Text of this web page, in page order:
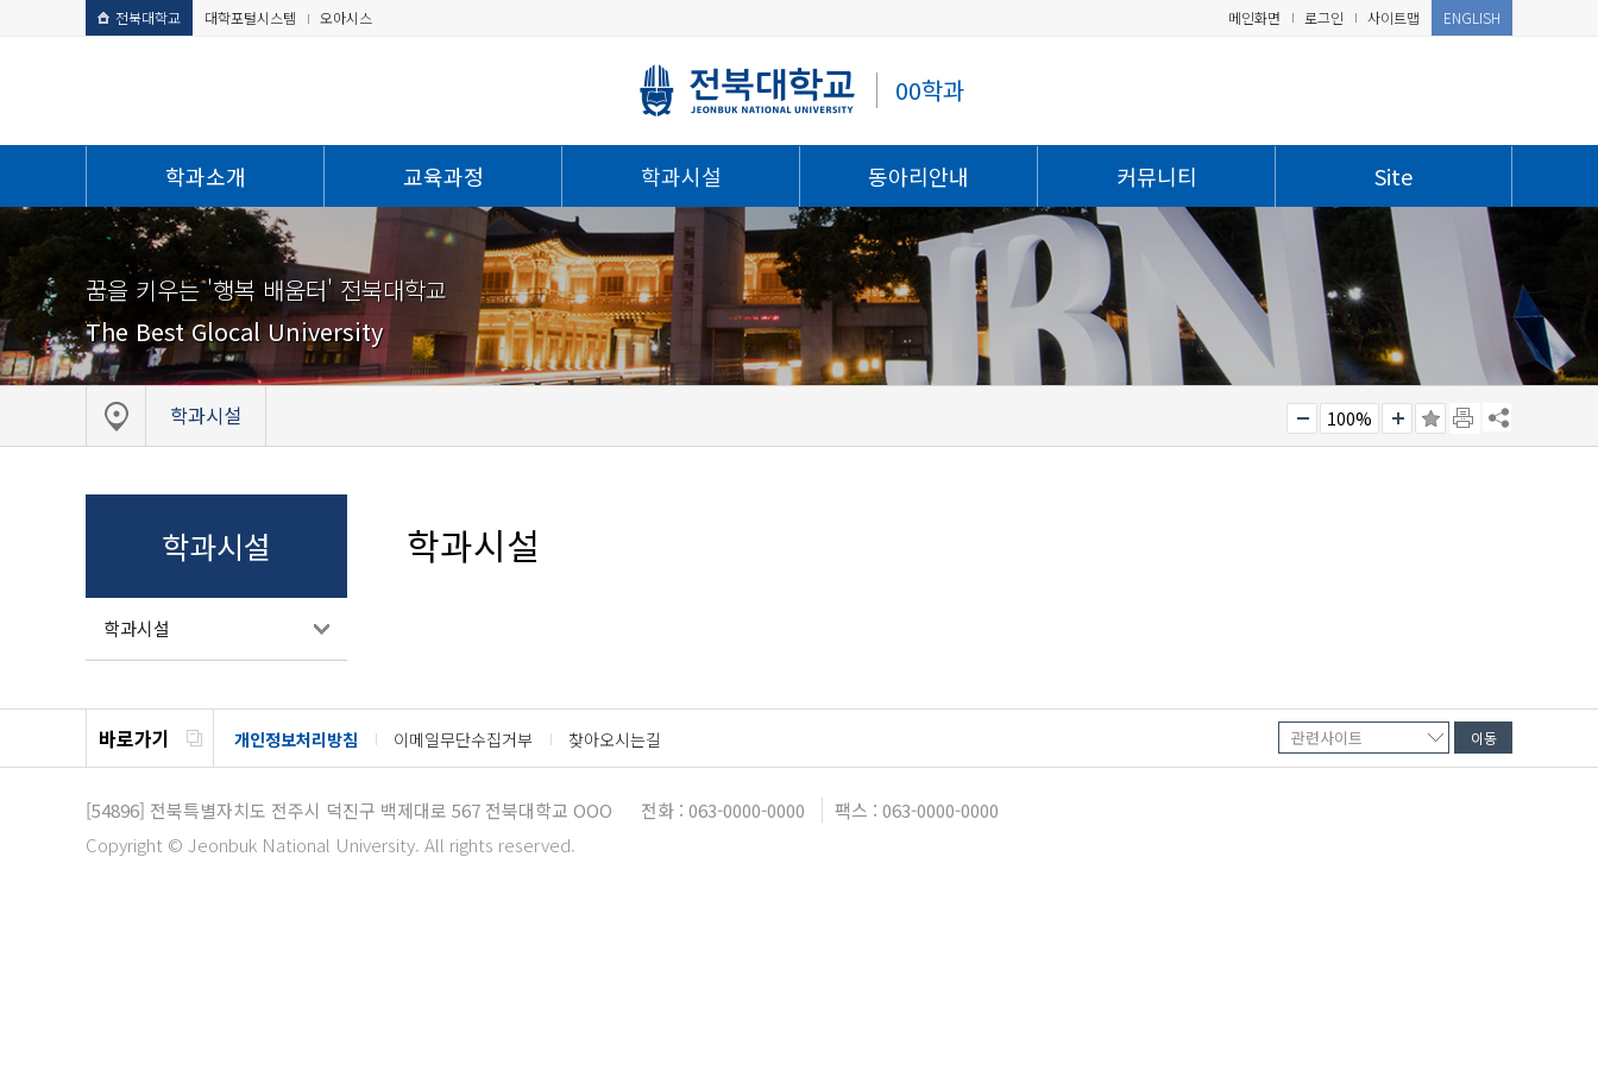
전북대학교 대학포털시스템 오아시스
00학과
메인화면 로그인 사이트맵 ENGLISH
학과소개 교육과정 학과시설 동아리안내 커뮤니티 Site
꿈을 키우는 '행복 배움터' 전북대학교
The Best Glocal University
학과시설 100%
학과시설
학과시설
학과시설
바로가기 개인정보처리방침 이메일무단수집거부 찾아오시는길
[54896] 전북특별자치도 전주시 덕진구 백제대로 567 전북대학교 OOO 전화 : 063-0000-0000
팩스 : 063-0000-0000
Copyright © Jeonbuk National University. All rights reserved.